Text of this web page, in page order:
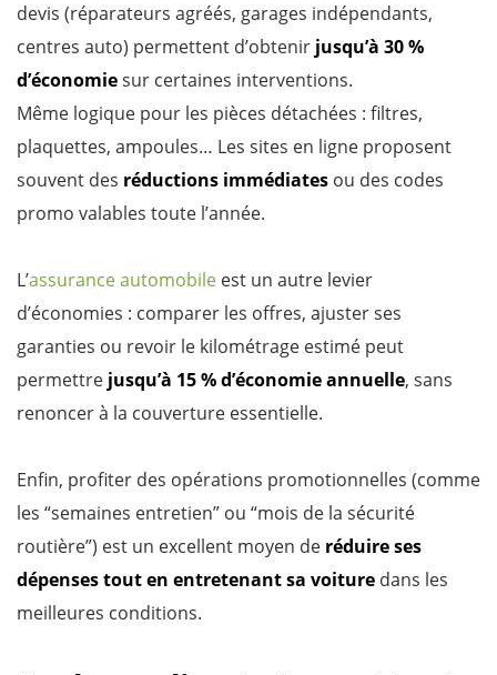
devis (réparateurs agréés, garages indépendants,
centres auto) permettent d’obtenir jusqu’à 30 %
d’économiesur certaines interventions.
Même logique pour les pièces détachées : filtres,
plaquettes, ampoules… Les sites en ligne proposent
souvent des réductions immédiates ou des codes
promo valables toute l’année.
L’assurance automobile est un autre levier
d’économies : comparer les offres, ajuster ses
garanties ou revoir le kilométrage estimé peut
permettre jusqu’à 15 % d’économie annuelle, sans
renoncer à la couverture essentielle.
Enfin, profiter des opérations promotionnelles (comme
les “semaines entretien” ou “mois de la sécurité
routière”) est un excellent moyen de réduire ses
dépenses tout en entretenant sa voiture dans les
meilleures conditions.